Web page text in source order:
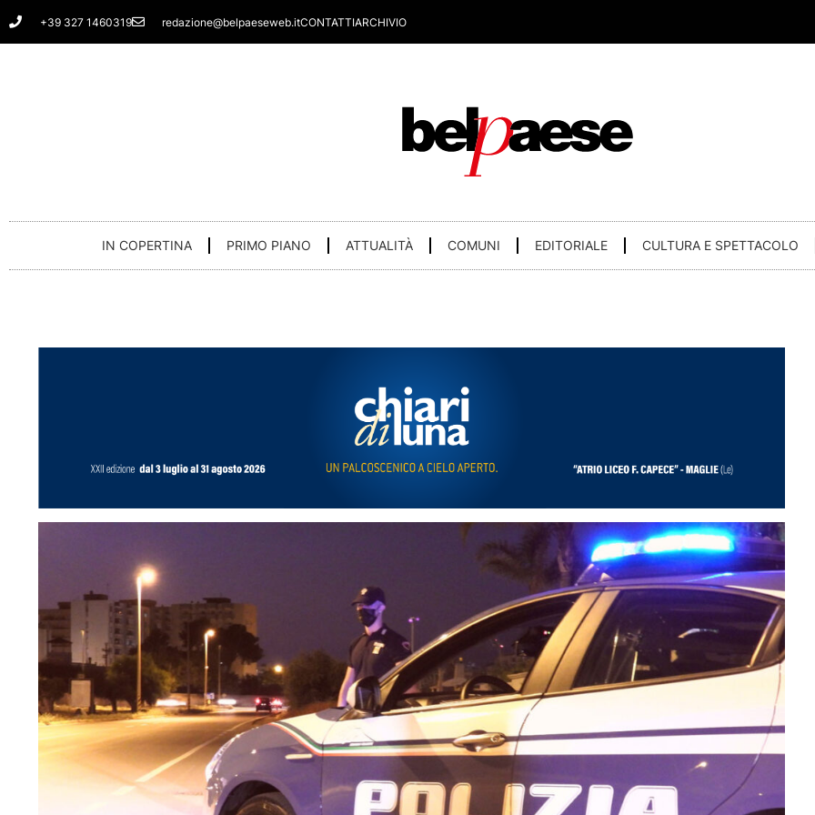
Vai
al
+39 327 1460319 redazione@belpaeseweb.itCONTATTIARCHIVIO
IN COPERTINA PRIMO PIANO ATTUALITÀ COMUNI EDITORIALE CULTURA E SPETTACOLO